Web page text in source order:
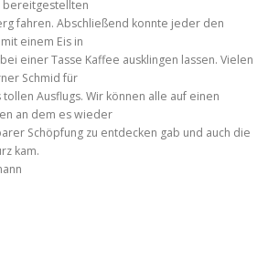
bereitgestellten
fahren. Abschließend konnte jeder den
einem Eis in
einer Tasse Kaffee ausklingen lassen. Vielen
Schmid für
Ausflugs. Wir können alle auf einen
an dem es wieder
Schöpfung zu entdecken gab und auch die
kam.